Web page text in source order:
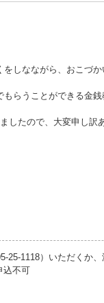
しなながら、おこづ
らうことができる金銭
したので、大変申し訳
25-1118）いただくか
込不可